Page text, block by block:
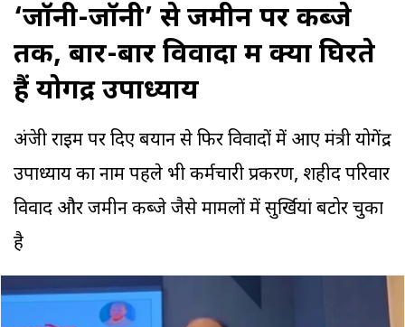
‘जॉनी-जॉनी’ से जमीन पर कब्जे
तक, बार-बार विवादों में क्यों घिरते
हैं योगेंद्र उपाध्याय
अंग्रेजी राइम पर दिए बयान से फिर विवादों में आए मंत्री योगेंद्र
उपाध्याय का नाम पहले भी कर्मचारी प्रकरण, शहीद परिवार
विवाद और जमीन कब्जे जैसे मामलों में सुर्खियां बटोर चुका
है